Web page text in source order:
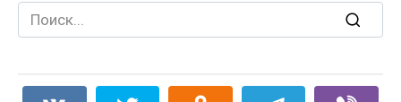
Search
for: